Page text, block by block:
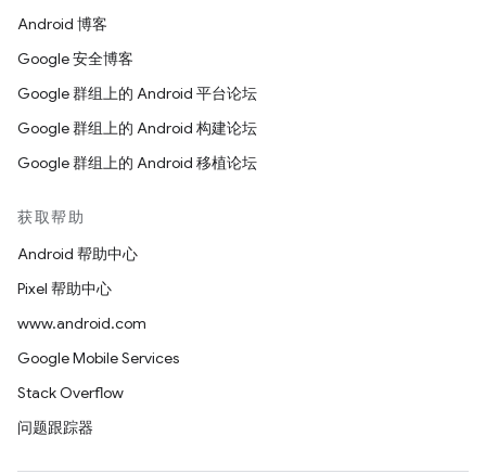
Android 博客
Google 安全博客
Google 群组上的 Android 平台论坛
Google 群组上的 Android 构建论坛
Google 群组上的 Android 移植论坛
获取帮助
Android 帮助中心
Pixel 帮助中心
www.android.com
Google Mobile Services
Stack Overflow
问题跟踪器